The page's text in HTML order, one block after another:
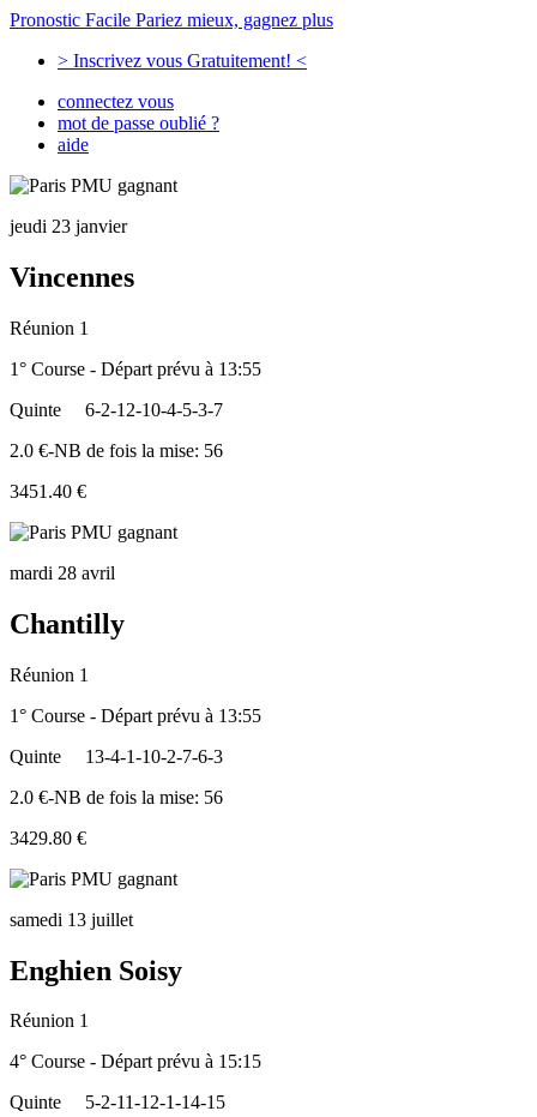
Pronostic Facile Pariez mieux, gagnez plus
> Inscrivez vous Gratuitement! <
connectez vous
mot de passe oublié ?
aide
jeudi 23 janvier
Vincennes
Réunion 1
1° Course - Départ prévu à 13:55
Quinte
6-2-12-10-4-5-3-7
2.0 €-NB de fois la mise: 56
3451.40 €
mardi 28 avril
Chantilly
Réunion 1
1° Course - Départ prévu à 13:55
Quinte
13-4-1-10-2-7-6-3
2.0 €-NB de fois la mise: 56
3429.80 €
samedi 13 juillet
Enghien Soisy
Réunion 1
4° Course - Départ prévu à 15:15
Quinte
5-2-11-12-1-14-15